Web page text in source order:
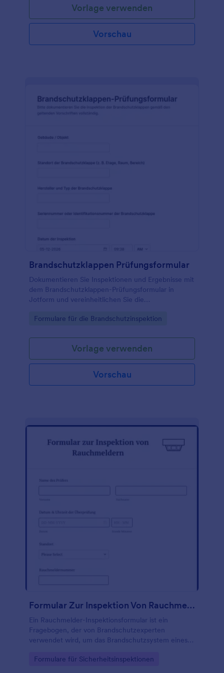
Vorlage verwenden
Vorschau
Brandschutzklappen Prüfungsformular
Dokumentieren Sie Inspektionen und Ergebnisse mit
dem Brandschutzklappen-Prüfungsformular in
Jotform und vereinheitlichen Sie die
technische Objektbetreuung.
Go to Category:
Formulare für die Brandschutzinspektion
Vorlage verwenden
Vorschau
Formular Zur Inspektion Von Rauchmeldern
Ein Rauchmelder-Inspektionsformular ist ein
Fragebogen, der von Brandschutzexperten
verwendet wird, um das Brandschutzsystem eines
für Gebäudesicherheit, ein Vermieter, ein
Go to Category:
Formulare für Sicherheitsinspektionen